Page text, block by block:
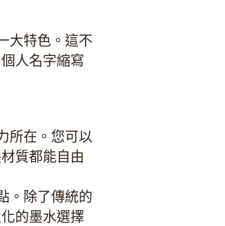
大特色。這不
人名字縮寫
所在。您可以
質都能自由
。除了傳統的
的墨水選擇